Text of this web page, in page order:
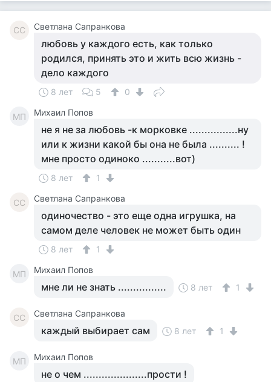
СС Светлана Сапранкова
любовь у каждого есть, как только
родился, принять это и жить всю жизнь -
дело каждого
8 лет 5 0
МП Михаил Попов
не я не за любовь -к морковке ................ну
или к жизни какой бы она не была .......... !
мне просто одиноко ...........вот)
8 лет 1
СС Светлана Сапранкова
одиночество - это еще одна игрушка, на
самом деле человек не может быть один
8 лет 1
МП Михаил Попов
мне ли не знать ................ 8 лет 1
СС Светлана Сапранкова
каждый выбирает сам 8 лет 1
МП Михаил Попов
не о чем .....................прости !